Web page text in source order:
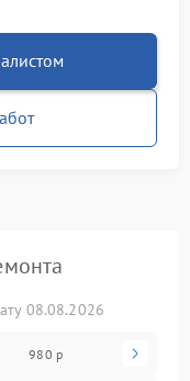
08.08.2026
980 р